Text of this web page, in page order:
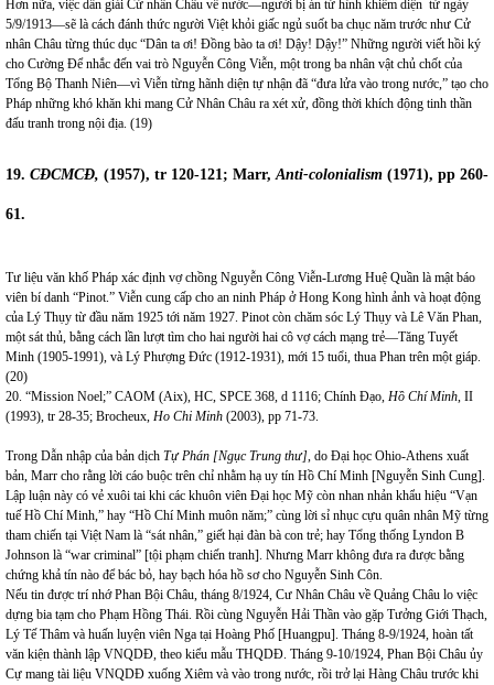
Hơn nữa, việc dẫn giải Cử nhân Châu về nước—người bị án tử hình khiếm diện từ ngày
5/9/1913—sẽ là cách đánh thức người Việt khỏi giấc ngủ suốt ba chục năm trước như Cử
nhân Châu từng thúc dục “Dân ta ơi! Đồng bào ta ơi! Dậy! Dậy!” Những người viết hồi ký
cho Cường Để nhắc đến vai trò Nguyễn Công Viễn, một trong ba nhân vật chủ chốt của
Tổng Bộ Thanh Niên—vì Viễn từng hãnh diện tự nhận đã “đưa lửa vào trong nước,” tạo cho
Pháp những khó khăn khi mang Cử Nhân Châu ra xét xử, đồng thời khích động tinh thần
đấu tranh trong nội địa. (19)
19. CĐCMCĐ, (1957), tr 120-121; Marr,Anti-colonialism (1971), pp 260-
61.
Tư liệu văn khố Pháp xác định vợ chồng Nguyễn Công Viễn-Lương Huệ Quần là mật báo
viên bí danh “Pinot.” Viễn cung cấp cho an ninh Pháp ở Hong Kong hình ảnh và hoạt động
của Lý Thụy từ đầu năm 1925 tới năm 1927. Pinot còn chăm sóc Lý Thụy và Lê Văn Phan,
một sát thủ, bằng cách lần lượt tìm cho hai người hai cô vợ cách mạng trẻ—Tăng Tuyết
Minh (1905-1991), và Lý Phượng Đức (1912-1931), mới 15 tuổi, thua Phan trên một giáp.
(20)
20. “Mission Noel;” CAOM (Aix), HC, SPCE 368, d 1116; Chính Đạo, Hồ Chí Minh, II
(1993), tr 28-35; Brocheux, Ho Chi Minh (2003), pp 71-73.
Trong Dẫn nhập của bản dịch Tự Phán [Ngục Trung thư], do Đại học Ohio-Athens xuất
bản, Marr cho rằng lời cáo buộc trên chỉ nhằm hạ uy tín Hồ Chí Minh [Nguyễn Sinh Cung].
Lập luận này có vẻ xuôi tai khi các khuôn viên Đại học Mỹ còn nhan nhản khẩu hiệu “Vạn
tuế Hồ Chí Minh,” hay “Hồ Chí Minh muôn năm;” cùng lời sỉ nhục cựu quân nhân Mỹ từng
tham chiến tại Việt Nam là “sát nhân,” giết hại đàn bà con trẻ; hay Tổng thống Lyndon B
Johnson là “war criminal” [tội phạm chiến tranh]. Nhưng Marr không đưa ra được bằng
chứng khả tín nào để bác bỏ, hay bạch hóa hồ sơ cho Nguyễn Sinh Côn.
Nếu tin được trí nhớ Phan Bội Châu, tháng 8/1924, Cư Nhân Châu về Quảng Châu lo việc
dựng bia tạm cho Phạm Hồng Thái. Rồi cùng Nguyễn Hải Thần vào gặp Tưởng Giới Thạch,
Lý Tế Thâm và huấn luyện viên Nga tại Hoàng Phố [Huangpu]. Tháng 8-9/1924, hoàn tất
văn kiện thành lập VNQDĐ, theo kiểu mẫu THQDĐ. Tháng 9-10/1924, Phan Bội Châu ủy
Cự mang tài liệu VNQDĐ xuống Xiêm và vào trong nước, rồi trở lại Hàng Châu trước khi